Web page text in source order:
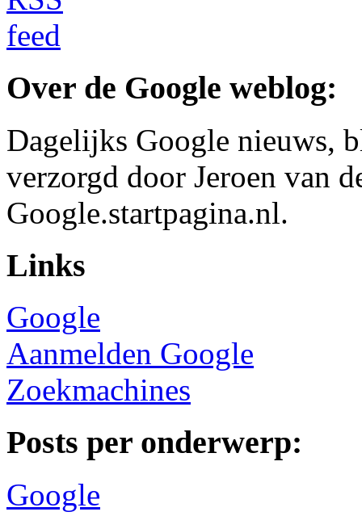
Over de Google weblog:
Dagelijks Google nieuws,
verzorgd door Jeroen van
Google.startpagina.nl.
Links
Google
Aanmelden Google
Zoekmachines
Posts per onderwerp:
Google